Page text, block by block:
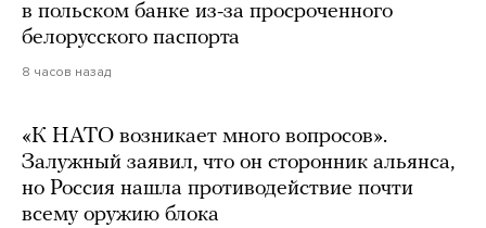
в польском банке из-за просроченного
белорусского паспорта
8 часов назад
«К НАТО возникает много вопросов».
Залужный заявил, что он сторонник альянса,
но Россия нашла противодействие почти
всему оружию блока